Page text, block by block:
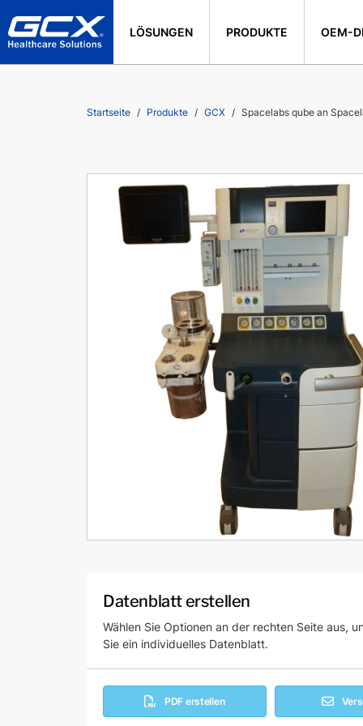
LÖSUNGEN PRODUKTE OEM-
Startseite Produkte GCX Spacelabs qube an
Datenblatt erstellen
Wählen Sie Optionen an der rechten Seite aus,
Sie ein individuelles Datenblatt.
PDF erstellen